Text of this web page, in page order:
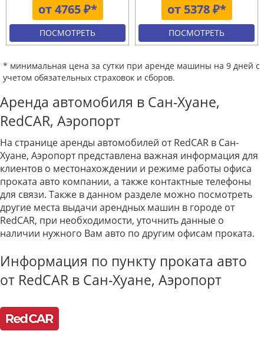
от 4765 ₽*
ПОСМОТРЕТЬ
от 5378 ₽*
ПОСМОТРЕТЬ
* минимальная цена за сутки при аренде машины на 9 дней с
учетом обязательных страховок и сборов.
Аренда автомобиля в Сан-Хуане,
RedCAR, Аэропорт
На странице аренды автомобилей от RedCAR в Сан-
Хуане, Аэропорт представлена важная информация для
клиентов о местонахождении и режиме работы офиса
проката авто компании, а также контактные телефоны
для связи. Также в данном разделе можно посмотреть
другие места выдачи арендных машин в городе от
RedCAR, при необходимости, уточнить данные о
наличии нужного Вам авто по другим офисам проката.
Информация по пункту проката авто
от RedCAR в Сан-Хуане, Аэропорт